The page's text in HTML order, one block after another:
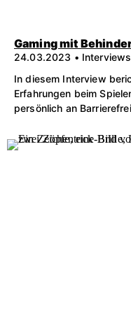
Gaming mit
24.03.2023 •
In diesem Interview
Erfahrungen beim
persönlich an